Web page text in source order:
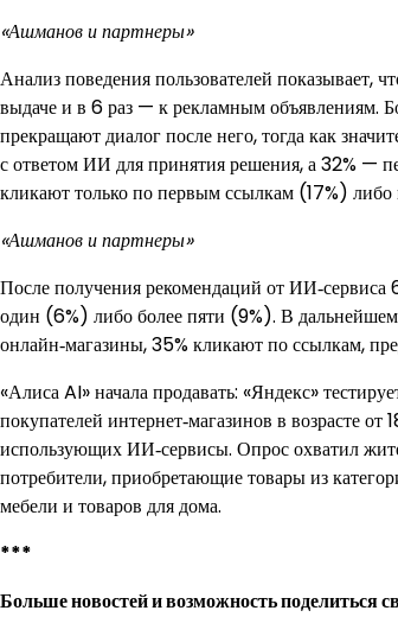
«Ашманов и партнеры»
Анализ поведения пользователей показывает,
выдаче и в 6 раз — к рекламным объявлениям.
прекращают диалог после него, тогда как
с ответом ИИ для принятия решения, а 32% —
кликают только по первым ссылкам (17%) либо
«Ашманов и партнеры»
После получения рекомендаций от
один (6%) либо более пяти (9%). В
онлайн‑магазины, 35% кликают по ссылкам,
«Алиса AI» начала продавать: «Яндекс»
покупателей интернет‑магазинов в возрасте
использующих ИИ‑сервисы. Опрос охватил
потребители, приобретающие товары из
мебели и товаров для дома.
***
Больше новостей и возможность поделиться